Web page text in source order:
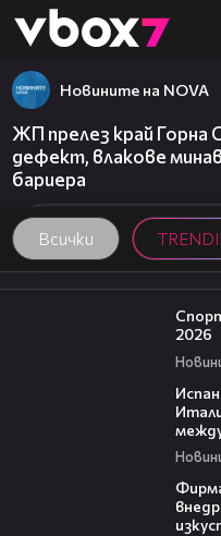
👾
Всички
Новините на NOVA
ЖП прелез край Горна
дефект, влакове
бариера
03:46
2026